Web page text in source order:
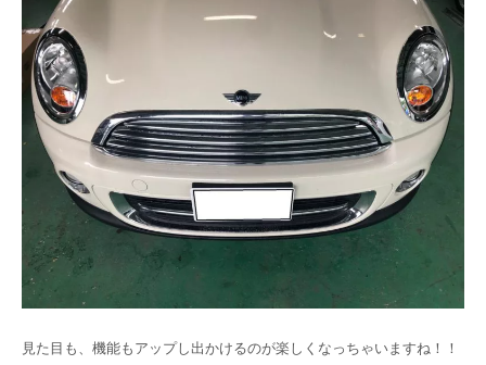
見た目も、機能もアップし出かけるのが楽しくなっちゃいますね！！